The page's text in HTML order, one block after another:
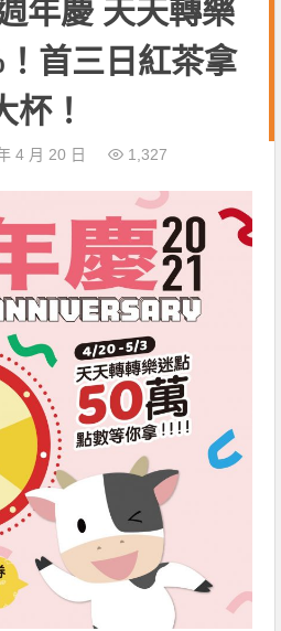
年慶 天天轉樂
首三日紅茶拿
杯！
4 月 20 日 1,327